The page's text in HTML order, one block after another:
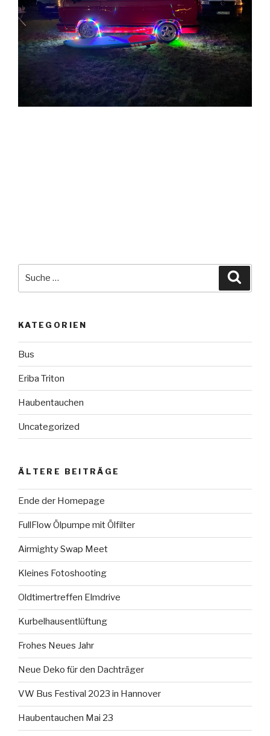
KATEGORIEN
Bus
Eriba Triton
Haubentauchen
Uncategorized
ÄLTERE BEITRÄGE
Ende der Homepage
FullFlow Ölpumpe mit Ölfilter
Airmighty Swap Meet
Kleines Fotoshooting
Oldtimertreffen Elmdrive
Kurbelhausentlüftung
Frohes Neues Jahr
Neue Deko für den Dachträger
VW Bus Festival 2023 in Hannover
Haubentauchen Mai 23